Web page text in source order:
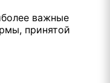
важные
принятой